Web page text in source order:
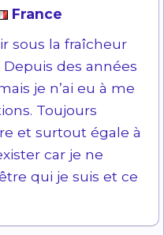
France
sous la fraîcheur
des années
je n’ai eu à me
Toujours
et surtout égale à
car je ne
qui je suis et ce